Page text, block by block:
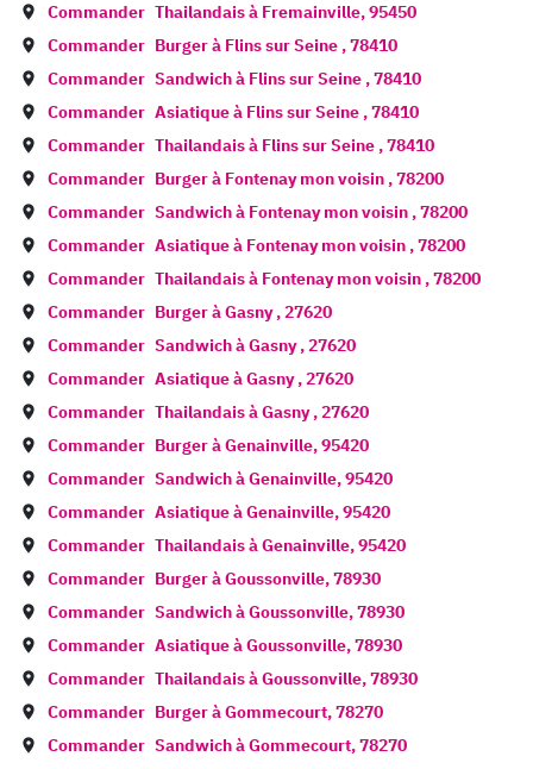
Commander Thailandais à Fremainville,95450
Commander Burger à Flins sur Seine ,78410
Commander Sandwich à Flins sur Seine ,78410
Commander Asiatique à Flins sur Seine ,78410
Commander Thailandais à Flins sur Seine ,78410
Commander Burger à Fontenay mon voisin ,78200
Commander Sandwich à Fontenay mon voisin ,78200
Commander Asiatique à Fontenay mon voisin ,78200
Commander Thailandais à Fontenay mon voisin ,78200
Commander Burger àGasny,27620
Commander Sandwich àGasny,27620
Commander Asiatique àGasny,27620
Commander Thailandais àGasny,27620
Commander Burger àGenainville,95420
Commander Sandwich àGenainville,95420
Commander Asiatique àGenainville,95420
Commander Thailandais àGenainville,95420
Commander Burger àGoussonville,78930
Commander Sandwich àGoussonville,78930
Commander Asiatique àGoussonville,78930
Commander Thailandais àGoussonville,78930
Commander Burger àGommecourt,78270
Commander Sandwich àGommecourt,78270